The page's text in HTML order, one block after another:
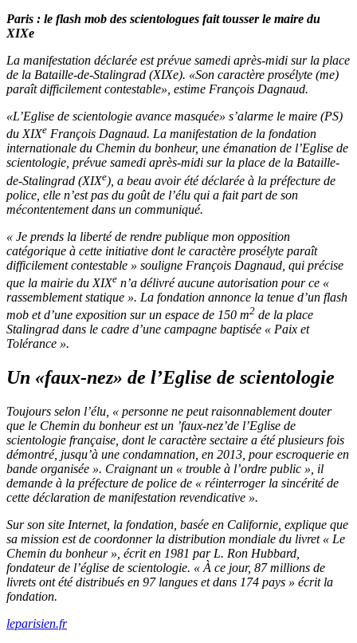
Paris : le flash mob des scientologues fait tousser le maire du
XIXe
La manifestation déclarée est prévue samedi après-midi sur la place
de la Bataille-de-Stalingrad (XIXe). «Son caractère prosélyte (me)
paraît difficilement contestable», estime François Dagnaud.
«L’Eglise de scientologie avance masquée» s’alarme le maire (PS)
du XIXe François Dagnaud. La manifestation de la fondation
internationale du Chemin du bonheur, une émanation de l’Eglise de
scientologie, prévue samedi après-midi sur la place de la Bataille-
de-Stalingrad (XIXe), a beau avoir été déclarée à la préfecture de
police, elle n’est pas du goût de l’élu qui a fait part de son
mécontentement dans un communiqué.
« Je prends la liberté de rendre publique mon opposition
catégorique à cette initiative dont le caractère prosélyte paraît
difficilement contestable » souligne François Dagnaud, qui précise
que la mairie du XIXe n’a délivré aucune autorisation pour ce «
rassemblement statique ». La fondation annonce la tenue d’un flash
mob et d’une exposition sur un espace de 150 m2 de la place
Stalingrad dans le cadre d’une campagne baptisée « Paix et
Tolérance ».
Un «faux-nez» de l’Eglise de scientologie
Toujours selon l’élu, « personne ne peut raisonnablement douter
que le Chemin du bonheur est un ’faux-nez’de l’Eglise de
scientologie française, dont le caractère sectaire a été plusieurs fois
démontré, jusqu’à une condamnation, en 2013, pour escroquerie en
bande organisée ». Craignant un « trouble à l’ordre public », il
demande à la préfecture de police de « réinterroger la sincérité de
cette déclaration de manifestation revendicative ».
Sur son site Internet, la fondation, basée en Californie, explique que
sa mission est de coordonner la distribution mondiale du livret « Le
Chemin du bonheur », écrit en 1981 par L. Ron Hubbard,
fondateur de l’église de scientologie. « À ce jour, 87 millions de
livrets ont été distribués en 97 langues et dans 174 pays » écrit la
fondation.
leparisien.fr